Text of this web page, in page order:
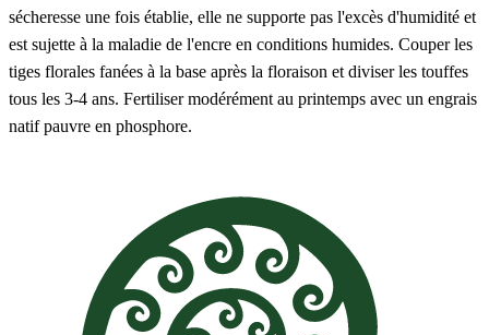
sécheresse une fois établie, elle ne supporte pas l'excès d'humidité et
est sujette à la maladie de l'encre en conditions humides. Couper les
tiges florales fanées à la base après la floraison et diviser les touffes
tous les 3-4 ans. Fertiliser modérément au printemps avec un engrais
natif pauvre en phosphore.